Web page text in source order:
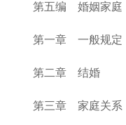
第五编 婚姻家庭
第一章 一般规定
第二章 结婚
第三章 家庭关系